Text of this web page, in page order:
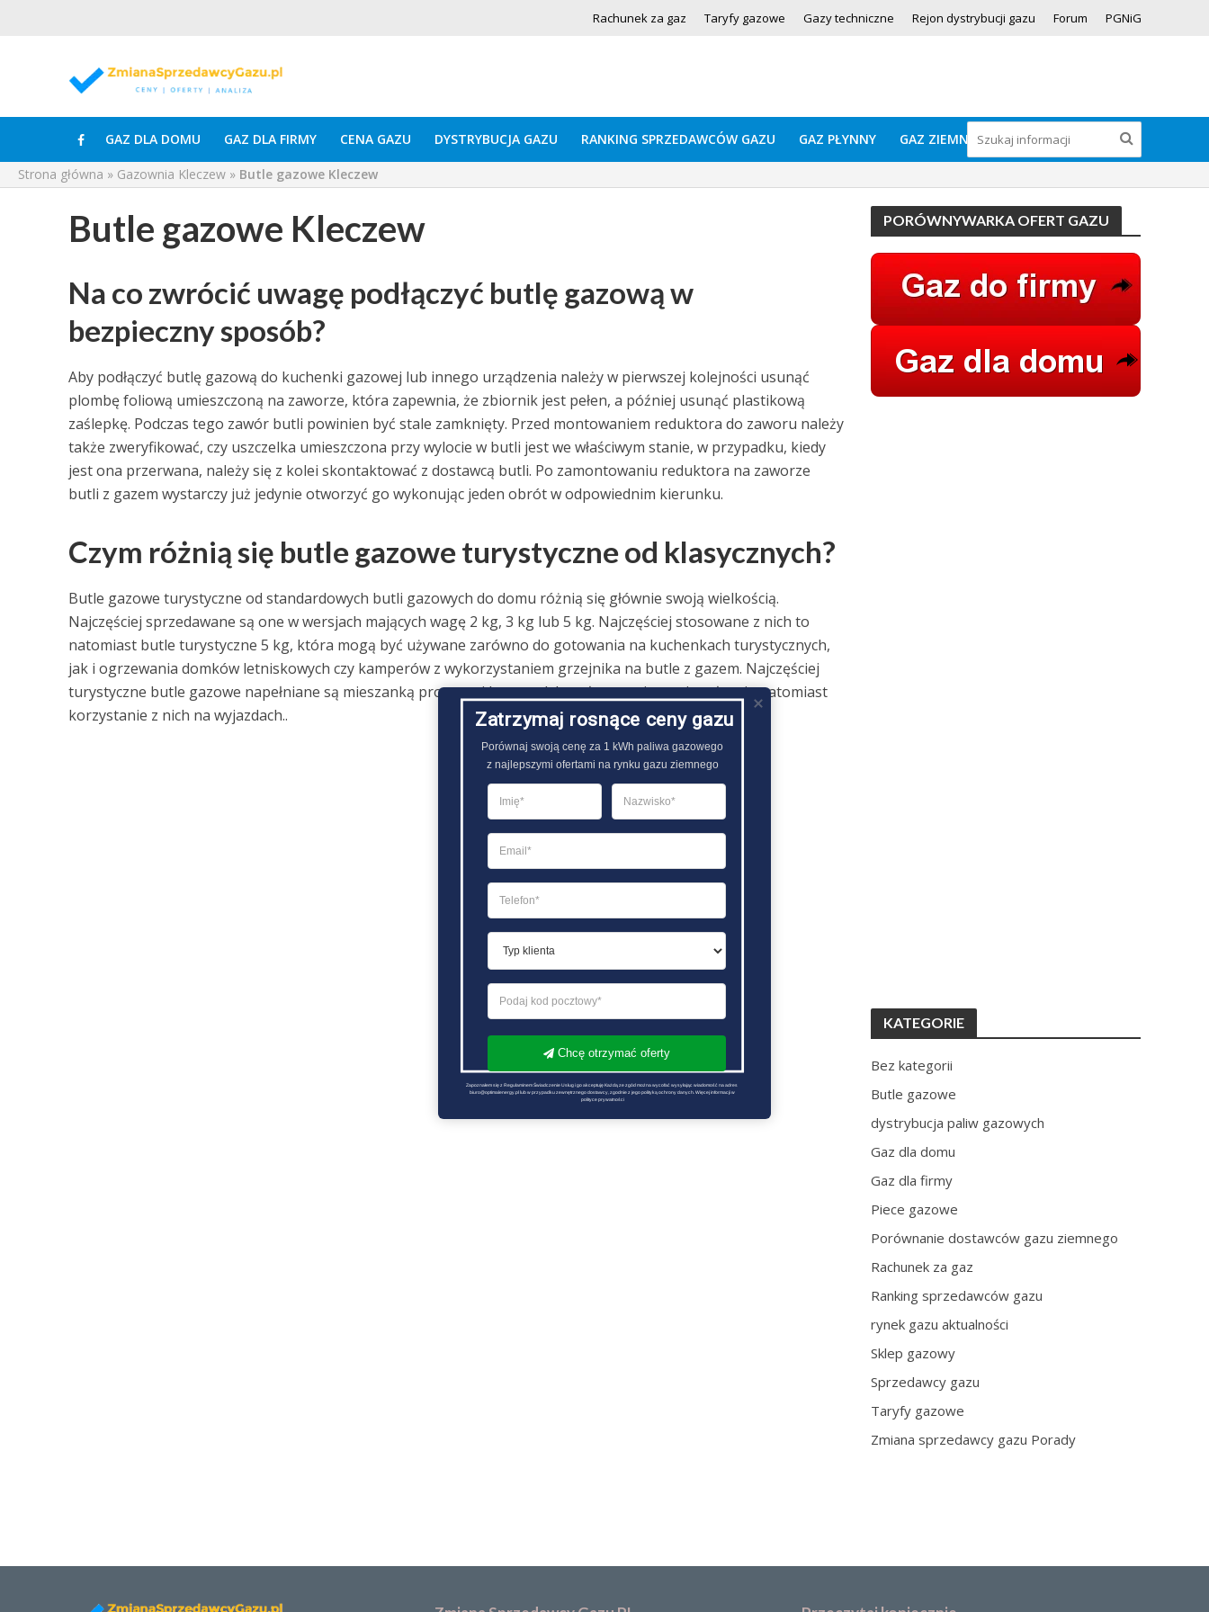
Rachunek za gaz Taryfy gazowe Gazy techniczne Rejon dystrybucji gazu Forum PGNiG
GAZ DLA DOMU GAZ DLA FIRMY CENA GAZU DYSTRYBUCJA GAZU RANKING SPRZEDAWCÓW GAZU GAZ PŁYNNY GAZ ZIEMNY
Strona główna » Gazownia Kleczew » Butle gazowe Kleczew
Butle gazowe Kleczew
Na co zwrócić uwagę podłączyć butlę gazową w
bezpieczny sposób?
Aby podłączyć butlę gazową do kuchenki gazowej lub innego urządzenia należy w pierwszej kolejności usunąć
plombę foliową umieszczoną na zaworze, która zapewnia, że zbiornik jest pełen, a później usunąć plastikową
zaślepkę. Podczas tego zawór butli powinien być stale zamknięty. Przed montowaniem reduktora do zaworu należy
także zweryfikować, czy uszczelka umieszczona przy wylocie w butli jest we właściwym stanie, w przypadku, kiedy
jest ona przerwana, należy się z kolei skontaktować z dostawcą butli. Po zamontowaniu reduktora na zaworze
butli z gazem wystarczy już jedynie otworzyć go wykonując jeden obrót w odpowiednim kierunku.
Czym różnią się butle gazowe turystyczne od klasycznych?
Butle gazowe turystyczne od standardowych butli gazowych do domu różnią się głównie swoją wielkością.
Najczęściej sprzedawane są one w wersjach mających wagę 2 kg, 3 kg lub 5 kg. Najczęściej stosowane z nich to
natomiast butle turystyczne 5 kg, która mogą być używane zarówno do gotowania na kuchenkach turystycznych,
jak i ogrzewania domków letniskowych czy kamperów z wykorzystaniem grzejnika na butle z gazem. Najczęściej
turystyczne butle gazowe napełniane są mieszanką propanu i butanu. Ich mała waga i rozmiar ułatwia natomiast
korzystanie z nich na wyjazdach..
PORÓWNYWARKA OFERT GAZU
KATEGORIE
Bez kategorii
Butle gazowe
dystrybucja paliw gazowych
Gaz dla domu
Gaz dla firmy
Piece gazowe
Porównanie dostawców gazu ziemnego
Rachunek za gaz
Ranking sprzedawców gazu
rynek gazu aktualności
Sklep gazowy
Sprzedawcy gazu
Taryfy gazowe
Zmiana sprzedawcy gazu Porady
Zatrzymaj rosnące ceny gazu
Porównaj swoją cenę za 1 kWh paliwa gazowego
z najlepszymi ofertami na rynku gazu ziemnego
Chcę otrzymać oferty
Zapoznałem się z Regulaminem Świadczenie Usług i go akceptuję Każdą ze zgód można wycofać wysyłając wiadomość na adres
biuro@optimalenergy.pl lub w przypadku zewnętrznego dostawcy, zgodnie z jego polityką ochrony danych. Więcej informacji w
polityce prywatności